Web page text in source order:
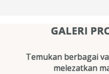
GALERI
Temukan berbagai
melezatkan